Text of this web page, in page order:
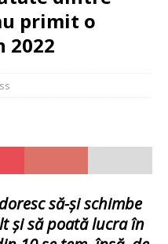
primit o
2022
să-și schimbe
și să poată lucra în